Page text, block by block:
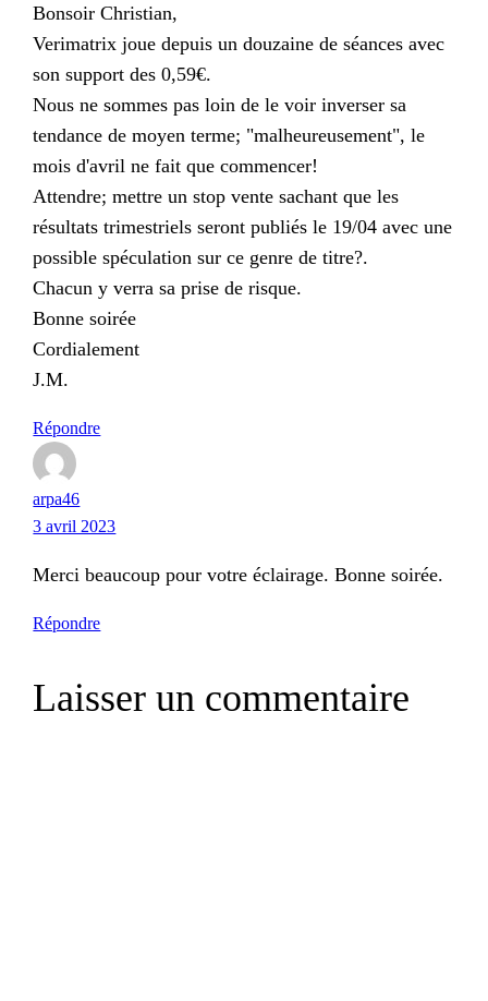
Bonsoir Christian,
Verimatrix joue depuis un douzaine de séances avec
son support des 0,59€.
Nous ne sommes pas loin de le voir inverser sa
tendance de moyen terme; "malheureusement", le
mois d'avril ne fait que commencer!
Attendre; mettre un stop vente sachant que les
résultats trimestriels seront publiés le 19/04 avec une
possible spéculation sur ce genre de titre?.
Chacun y verra sa prise de risque.
Bonne soirée
Cordialement
J.M.
Répondre
arpa46
3 avril 2023
Merci beaucoup pour votre éclairage. Bonne soirée.
Répondre
Laisser un commentaire